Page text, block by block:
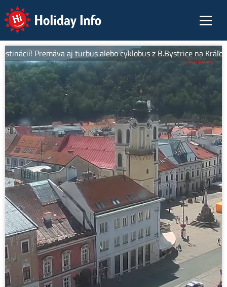
Holiday Info
Premáva aj turbus alebo cyklobus z B.Bystrice na